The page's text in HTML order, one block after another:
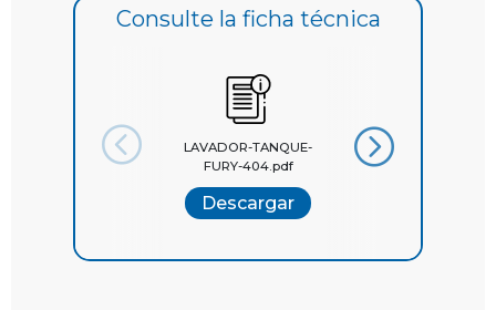
Consulte la ficha técnica
LAVADOR-TANQUE-
FURY-404.pdf
Descargar